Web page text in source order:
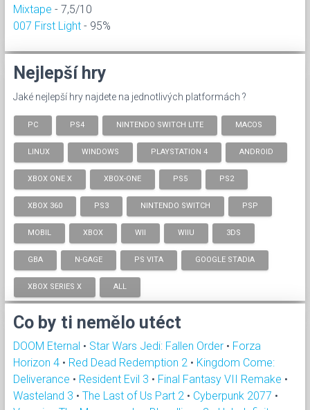
Mixtape - 7,5/10
007 First Light - 95%
Nejlepší hry
Jaké nejlepší hry najdete na jednotlivých platformách ?
PC PS4 NINTENDO SWITCH LITE MACOS
LINUX WINDOWS PLAYSTATION 4 ANDROID
XBOX ONE X XBOX-ONE PS5 PS2
XBOX 360 PS3 NINTENDO SWITCH PSP
MOBIL XBOX WII WIIU 3DS
GBA N-GAGE PS VITA GOOGLE STADIA
XBOX SERIES X ALL
Co by ti nemělo utéct
DOOM Eternal • Star Wars Jedi: Fallen Order • Forza
Horizon 4 • Red Dead Redemption 2 • Kingdom Come:
Deliverance • Resident Evil 3 • Final Fantasy VII Remake •
Wasteland 3 • The Last of Us Part 2 • Cyberpunk 2077 •